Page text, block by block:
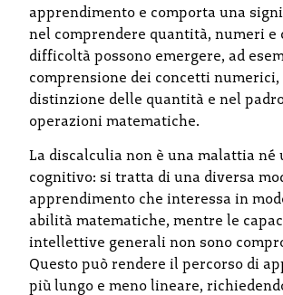
apprendimento e comporta una
nel comprendere quantità, numeri e
difficoltà possono emergere, ad
comprensione dei concetti numerici,
distinzione delle quantità e nel
operazioni matematiche.
La discalculia non è una malattia né
cognitivo: si tratta di una diversa
apprendimento che interessa in
abilità matematiche, mentre le
intellettive generali non sono
Questo può rendere il percorso di
più lungo e meno lineare,